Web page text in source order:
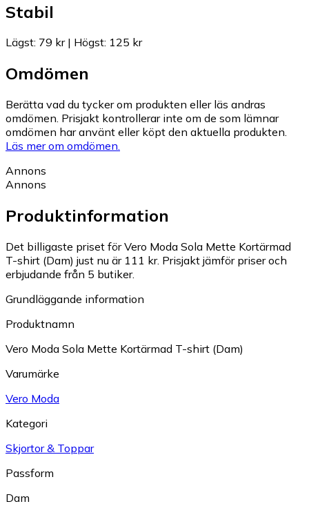
Stabil
Lägst: 79 kr| Högst: 125 kr
Omdömen
Berätta vad du tycker om produkten eller läs andras
omdömen. Prisjakt kontrollerar inte om de som lämnar
omdömen har använt eller köpt den aktuella produkten.
Läs mer om omdömen.
Annons
Annons
Produktinformation
Det billigaste priset för Vero Moda Sola Mette Kortärmad
T-shirt (Dam) just nu är 111 kr. Prisjakt jämför priser och
erbjudande från 5 butiker.
Grundläggande information
Produktnamn
Vero Moda Sola Mette Kortärmad T-shirt (Dam)
Varumärke
Vero Moda
Kategori
Skjortor & Toppar
Passform
Dam